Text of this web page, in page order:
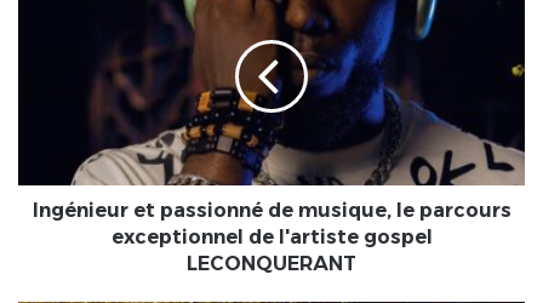
exceptionnel
de
l'artiste
Ingénieur et passionné de musique, le parcours
exceptionnel de l'artiste gospel
LECONQUERANT